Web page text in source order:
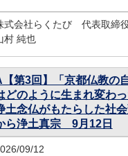
式会社らくたび 代表取締
村 純也
【第3回】「京都仏教の
どのように生まれ変わ
土念仏がもたらした社
ら浄土真宗 9月12日
09/12